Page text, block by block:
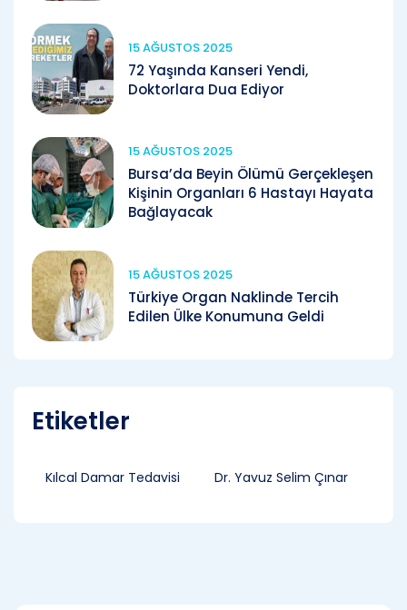
15 AĞUSTOS 2025
72 Yaşında Kanseri Yendi,
Doktorlara Dua Ediyor
15 AĞUSTOS 2025
Bursa’da Beyin Ölümü Gerçekleşen
Kişinin Organları 6 Hastayı Hayata
Bağlayacak
15 AĞUSTOS 2025
Türkiye Organ Naklinde Tercih
Edilen Ülke Konumuna Geldi
Etiketler
Kılcal Damar Tedavisi Dr. Yavuz Selim Çınar